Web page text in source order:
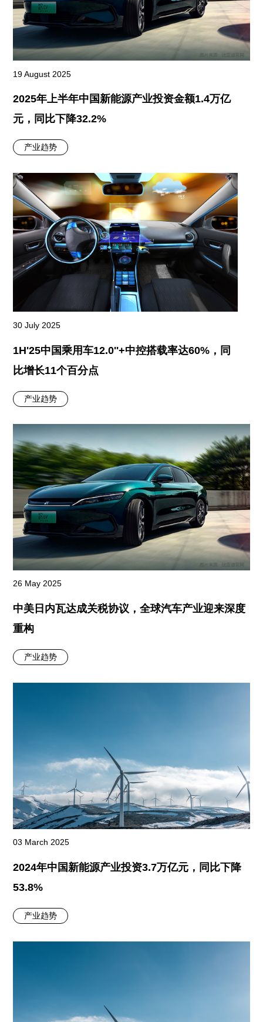
19 August 2025
2025年上半年中国新能源产业投资金额1.4万亿
元，同比下降32.2%
产业趋势
30 July 2025
1H'25中国乘用车12.0''+中控搭载率达60%，同
比增长11个百分点
产业趋势
26 May 2025
中美日内瓦达成关税协议，全球汽车产业迎来深度
重构
产业趋势
03 March 2025
2024年中国新能源产业投资3.7万亿元，同比下降
53.8%
产业趋势